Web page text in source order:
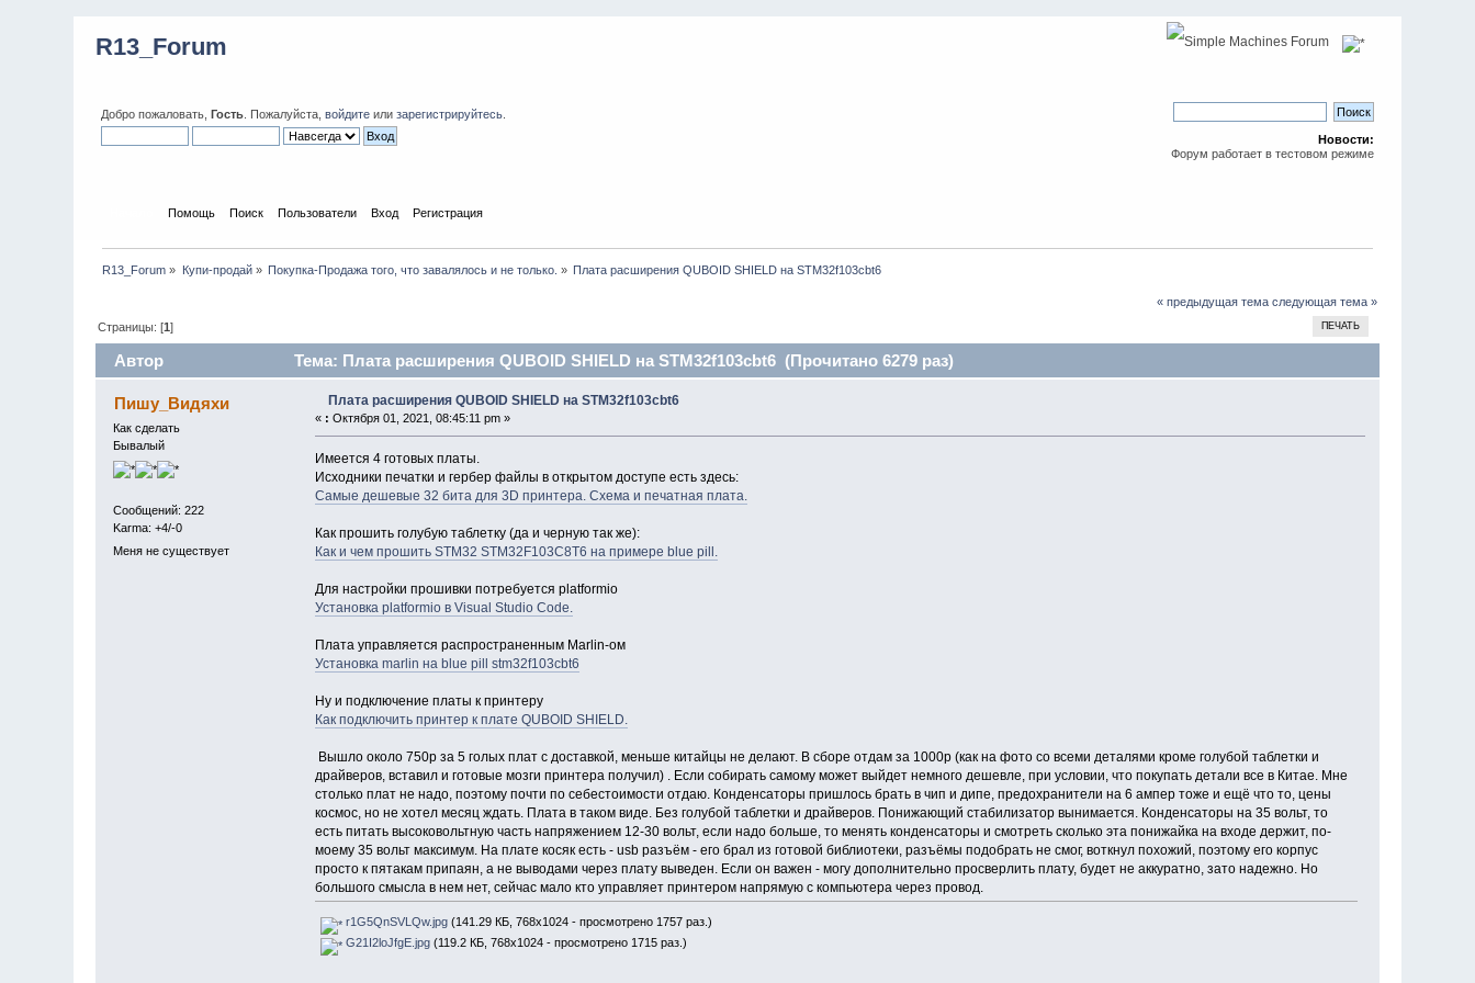
R13_Forum
Добро пожаловать,Гость . Пожалуйста,войдите илизарегистрируйтесь
Новости:
Форум работает в тестовом режиме
Помощь Поиск Пользователи Вход Регистрация
R13_Forum » Купи-продай» Покупка-Продажа того, что завалялось и не только. » Плата расширения QUBOID SHIELD на STM32f103cbt6
« предыдущая тема следующая тема »
ПЕЧАТЬ
Страницы: [1]
Автор Тема: Плата расширения QUBOID SHIELD на STM32f103cbt6 (Прочитано 6279 раз)
Пишу_Видяхи
Как сделать
Бывалый
Сообщений: 222
Karma: +4/-0
Меня не существует
Плата расширения QUBOID SHIELD на STM32f103cbt6
« : Октября 01, 2021, 08:45:11 pm »
Имеется 4 готовых платы.
Исходники печатки и гербер файлы в открытом доступе есть здесь:
Самые дешевые 32 бита для 3D принтера. Схема и печатная плата.
Как прошить голубую таблетку (да и черную так же):
Как и чем прошить STM32 STM32F103C8T6 на примере blue pill.
Для настройки прошивки потребуется platformio
Установка platformio в Visual Studio Code.
Плата управляется распространенным Marlin-ом
Установка marlin на blue pill stm32f103cbt6
Ну и подключение платы к принтеру
Как подключить принтер к плате QUBOID SHIELD.
Вышло около 750р за 5 голых плат с доставкой, меньше китайцы не делают. В сборе отдам за 1000р (как на фото со всеми деталями кроме голубой таблетки и
драйверов, вставил и готовые мозги принтера получил) . Если собирать самому может выйдет немного дешевле, при условии, что покупать детали все в Китае. Мне
столько плат не надо, поэтому почти по себестоимости отдаю. Конденсаторы пришлось брать в чип и дипе, предохранители на 6 ампер тоже и ещё что то, цены
космос, но не хотел месяц ждать. Плата в таком виде. Без голубой таблетки и драйверов. Понижающий стабилизатор вынимается. Конденсаторы на 35 вольт, то
есть питать высоковольтную часть напряжением 12-30 вольт, если надо больше, то менять конденсаторы и смотреть сколько эта понижайка на входе держит, по-
моему 35 вольт максимум. На плате косяк есть - usb разъём - его брал из готовой библиотеки, разъёмы подобрать не смог, воткнул похожий, поэтому его корпус
просто к пятакам припаян, а не выводами через плату выведен. Если он важен - могу дополнительно просверлить плату, будет не аккуратно, зато надежно. Но
большого смысла в нем нет, сейчас мало кто управляет принтером напрямую с компьютера через провод.
r1G5QnSVLQw.jpg (141.29 КБ, 768x1024 - просмотрено 1757 раз.)
G21I2loJfgE.jpg (119.2 КБ, 768x1024 - просмотрено 1715 раз.)